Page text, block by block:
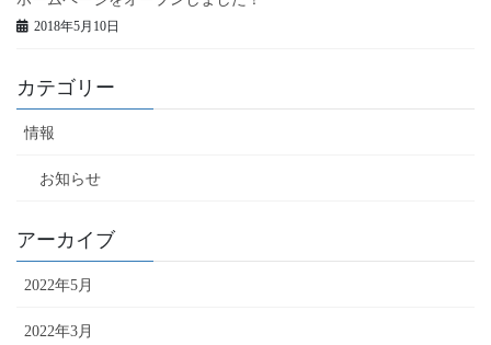
2018年5月10日
カテゴリー
情報
お知らせ
アーカイブ
2022年5月
2022年3月